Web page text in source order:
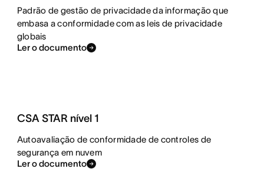
Padrão de gestão de privacidade da informação que
embasa a conformidade com as leis de privacidade
globais
Ler o documento
CSA STAR nível 1
Autoavaliação de conformidade de controles de
segurança em nuvem
Ler o documento